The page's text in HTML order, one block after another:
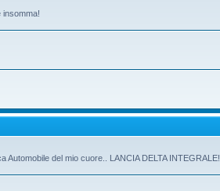
insomma!
del mio cuore.. LANCIA DELTA INTEGRALE!